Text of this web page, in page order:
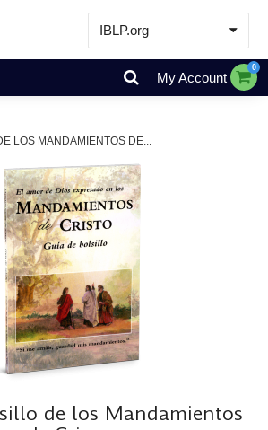
IBLP.org
Learn
Events & Resources
Store
My Account
0
LOS MANDAMIENTOS DE...
de los Mandamientos